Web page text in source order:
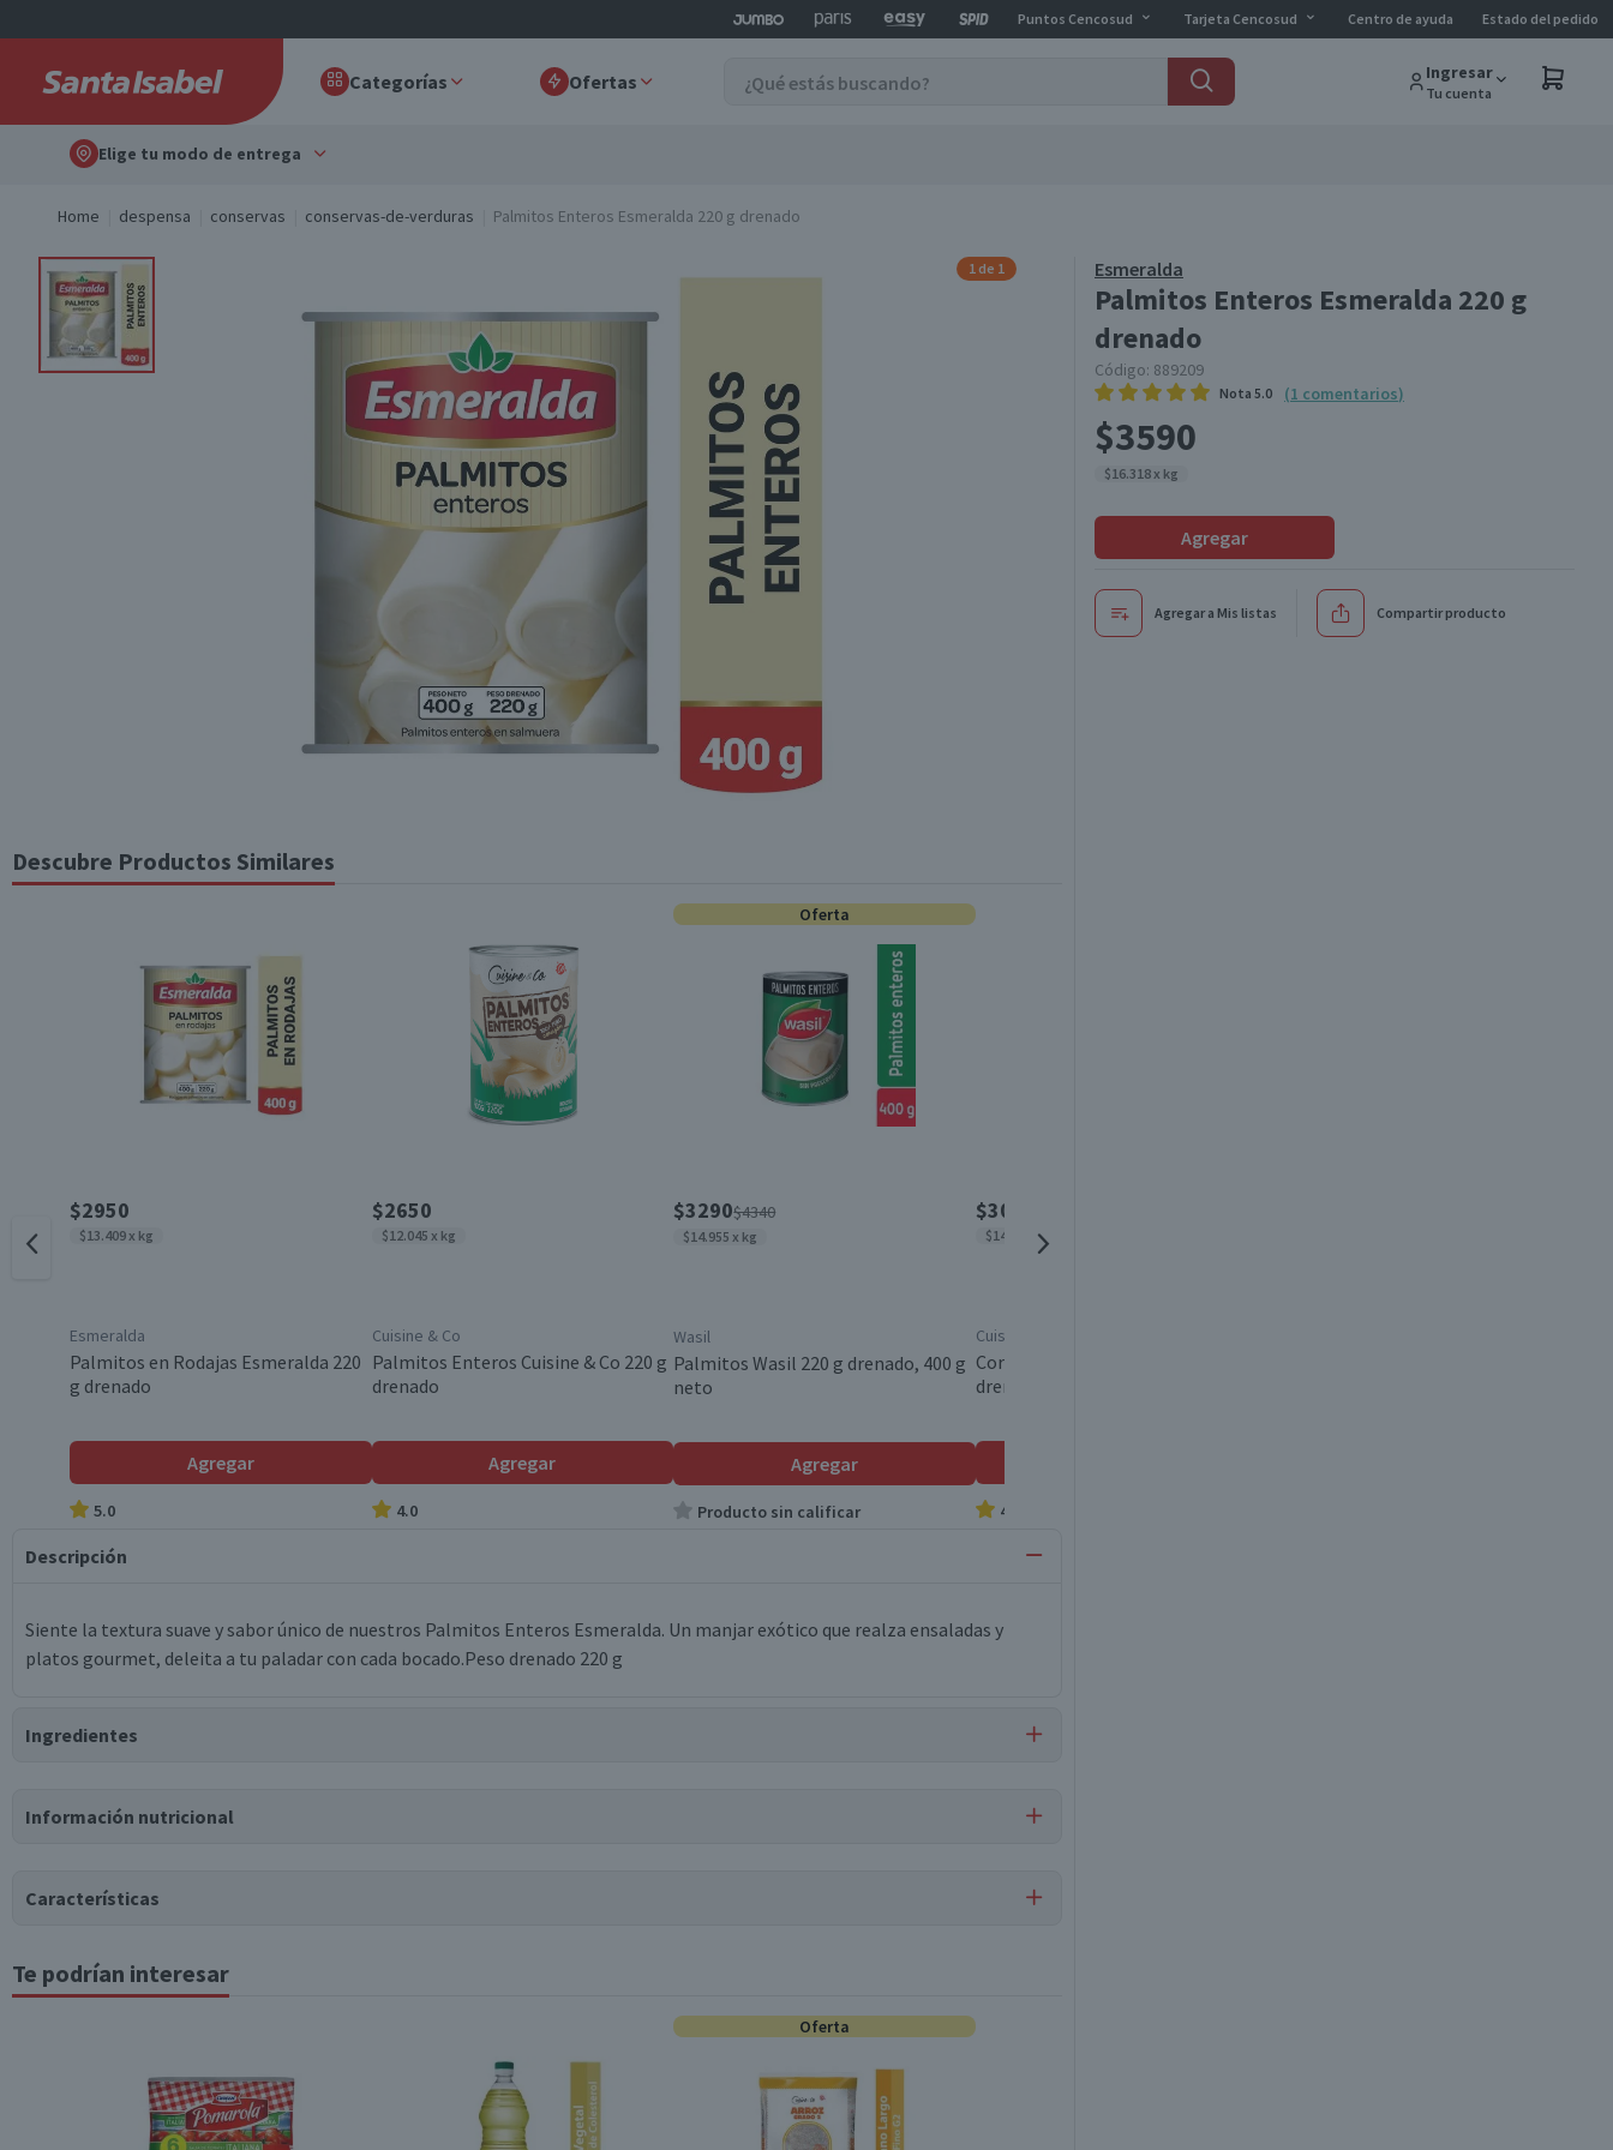
Puntos Cencosud Tarjeta Cencosud Centro de ayuda Estado del pedido
Categorías Ofertas Ingresar
Tu cuenta
Elige tu modo de entrega
Home despensa conservas conservas-de-verduras Palmitos Enteros Esmeralda 220 g drenado
Esmeralda
Palmitos Enteros Esmeralda 220 g
drenado
Código: 889209
Nota 5.0 (1 comentarios)
$3590
$16.318 x kg
Agregar
Agregar a Mis listas Compartir producto
1 de 1
Descubre Productos Similares
$2950
$13.409 x kg
Esmeralda
Palmitos en Rodajas Esmeralda 220
g drenado
Agregar
5.0
$2650
$12.045 x kg
Cuisine & Co
Palmitos Enteros Cuisine & Co 220 g
drenado
Agregar
4.0
Oferta
$3290$4340
$14.955 x kg
Wasil
Palmitos Wasil 220 g drenado, 400 g
neto
Agregar
Producto sin calificar
$3090
$14.045 x kg
Cuisine & Co
Corazón de Palmito Entero 220 g
drenado
4.0
Descripción
Siente la textura suave y sabor único de nuestros Palmitos Enteros Esmeralda. Un manjar exótico que realza ensaladas y
platos gourmet, deleita a tu paladar con cada bocado.Peso drenado 220 g
Ingredientes
Información nutricional
Tabla nutricional
Energía (kCal)
Grasas Totales (g)
Hidratos de Carbono disponibles (g)
Características
Tipo de Producto
Unitario
Almacenamiento Almacenar en lugar limpio, fresco y seco.
Te podrían interesar
Oferta